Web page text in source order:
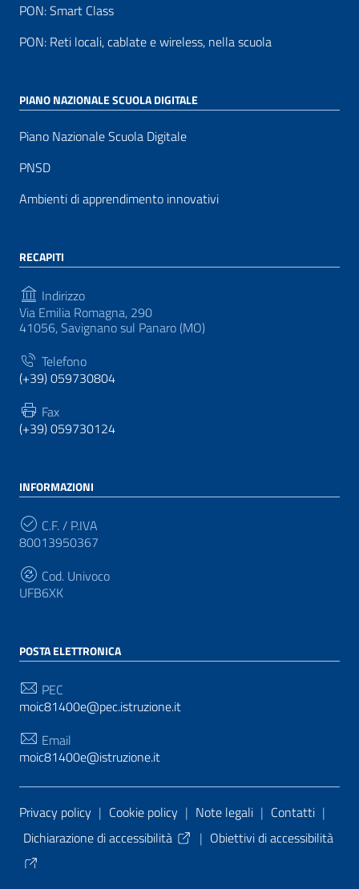
PON: Smart Class
PON: Reti locali, cablate e wireless, nella scuola
PIANO NAZIONALE SCUOLA DIGITALE
Piano Nazionale Scuola Digitale
PNSD
Ambienti di apprendimento innovativi
RECAPITI
Indirizzo
Via Emilia Romagna, 290
41056, Savignano sul Panaro (MO)
Telefono
(+39) 059730804
Fax
(+39) 059730124
INFORMAZIONI
C.F. / P.IVA
80013950367
Cod. Univoco
UFB6XK
POSTA ELETTRONICA
PEC
moic81400e@pec.istruzione.it
Email
moic81400e@istruzione.it
Sezione Link Utili
Privacy policy | Cookie policy | Note legali | Contatti |
Dichiarazione di accessibilità
| Obiettivi di accessibilità